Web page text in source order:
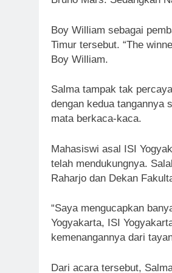
Boy William sebagai
Timur tersebut. “The
Boy William.
Salma tampak tak
dengan kedua tangannya
mata berkaca-kaca.
Mahasiswi asal ISI
telah mendukungnya.
Raharjo dan Dekan
“Saya mengucapkan
Yogyakarta, ISI
kemenangannya dari
Dari acara tersebut,